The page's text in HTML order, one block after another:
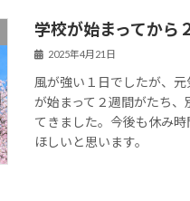
学校が始まってから
2025年4月21日
風が強い１日でしたが、
が始まって２週間がたち
てきました。今後も休み
ほしいと思います。